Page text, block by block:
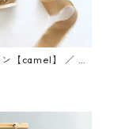
【camel】 ／ 3c
プール付